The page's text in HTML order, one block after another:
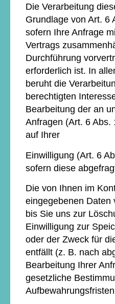
Die Verarbeitung
Grundlage von Art. 6
sofern Ihre Anfrage
Vertrags
Durchführung
erforderlich ist. In
beruht die
berechtigten
Bearbeitung der an
Anfragen (Art. 6 Abs.
auf Ihrer
Einwilligung (Art. 6
sofern diese
Die von Ihnen im
eingegebenen Daten
bis Sie uns zur
Einwilligung zur
oder der Zweck für
entfällt (z. B. nach
Bearbeitung Ihrer
gesetzliche